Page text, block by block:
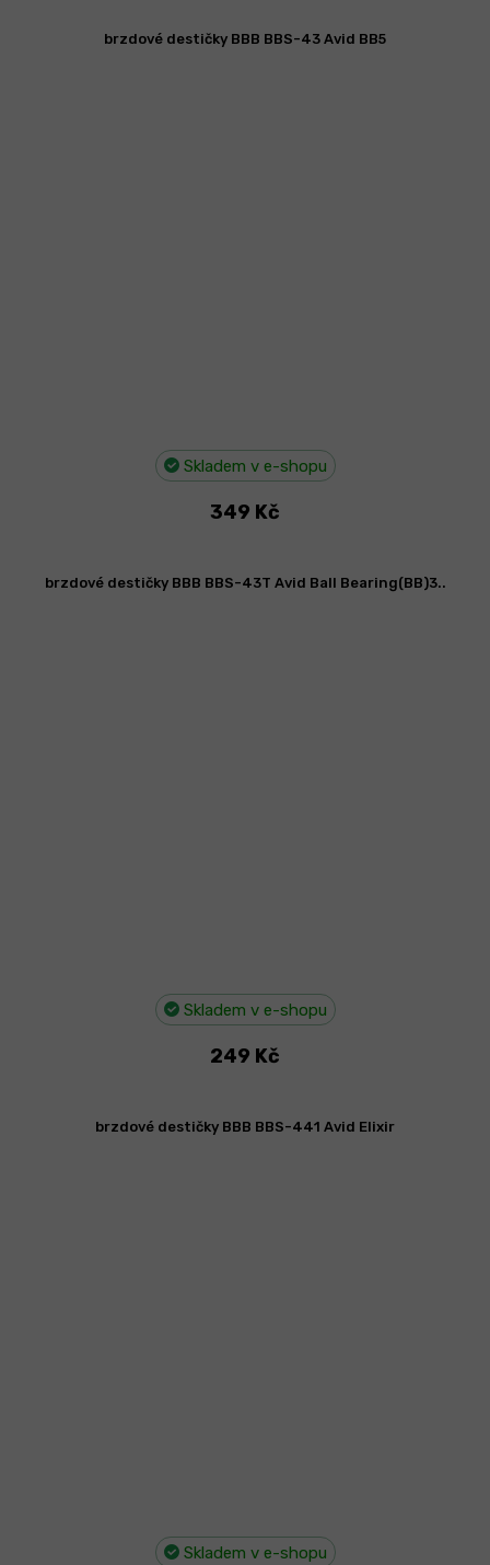
brzdové destičky BBB BBS-43 Avid BB5
Skladem v e-shopu
349 Kč
brzdové destičky BBB BBS-43T Avid Ball Bearing(BB)3..
Skladem v e-shopu
249 Kč
brzdové destičky BBB BBS-441 Avid Elixir
Skladem v e-shopu